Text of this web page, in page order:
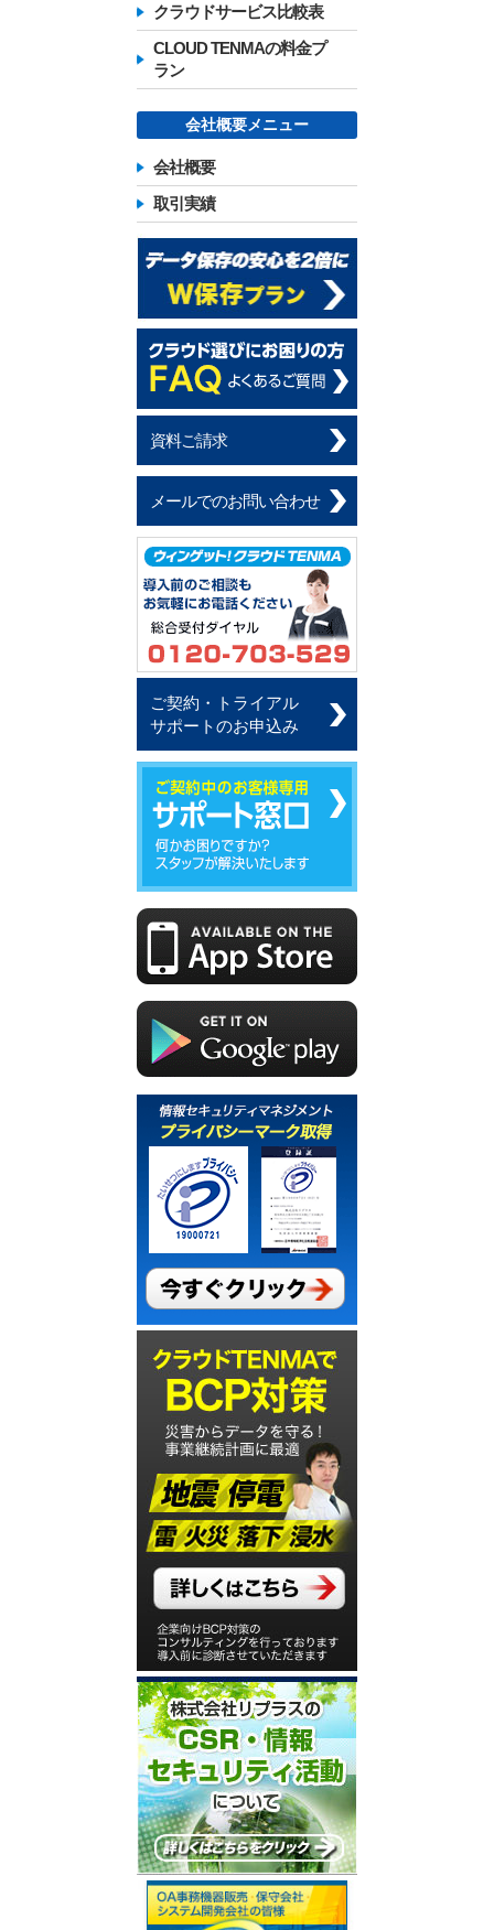
クラウドサービス比較表
CLOUD TENMAの料金プ
ラン
会社概要メニュー
会社概要
取引実績
資料ご請求
メールでのお問い合わせ
ご契約・トライアル
サポートのお申込み